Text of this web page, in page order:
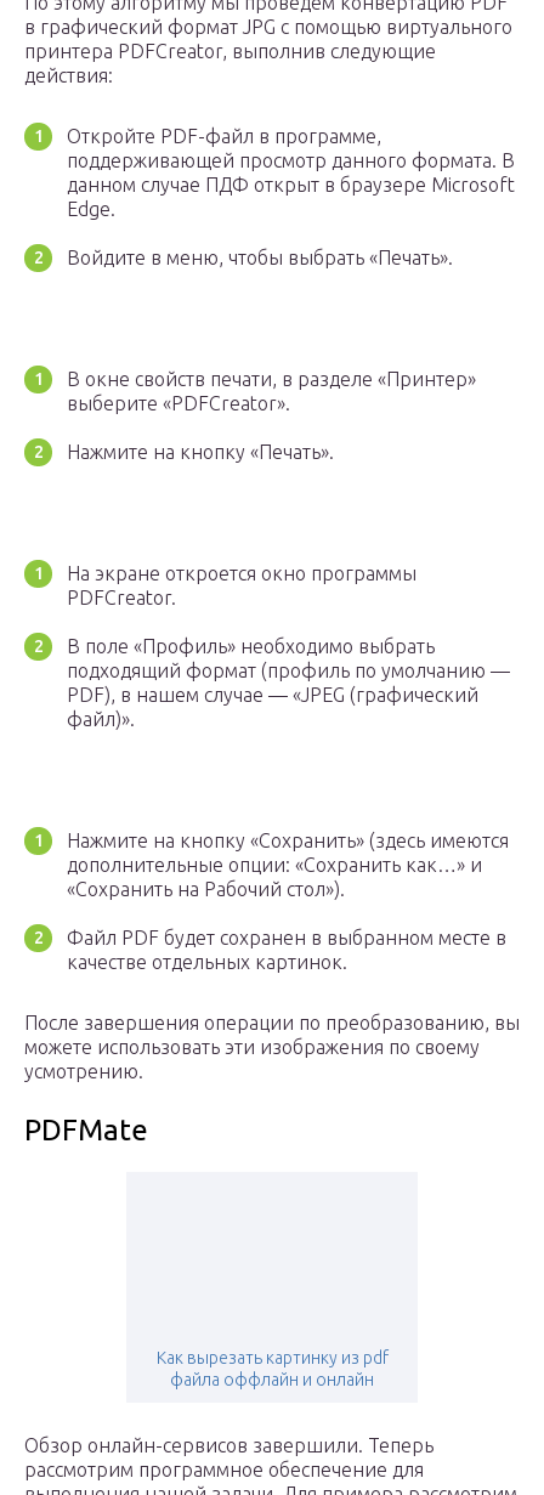
в графический формат JPG с помощью виртуального
принтера PDFCreator, выполнив следующие
действия:
Откройте PDF-файл в программе,
поддерживающей просмотр данного формата. В
данном случае ПДФ открыт в браузере Microsoft
Edge.
Войдите в меню, чтобы выбрать «Печать».
В окне свойств печати, в разделе «Принтер»
выберите «PDFCreator».
Нажмите на кнопку «Печать».
На экране откроется окно программы
PDFCreator.
В поле «Профиль» необходимо выбрать
подходящий формат (профиль по умолчанию —
PDF), в нашем случае — «JPEG (графический
файл)».
Нажмите на кнопку «Сохранить» (здесь имеются
дополнительные опции: «Сохранить как…» и
«Сохранить на Рабочий стол»).
Файл PDF будет сохранен в выбранном месте в
качестве отдельных картинок.
После завершения операции по преобразованию, вы
можете использовать эти изображения по своему
усмотрению.
PDFMate
Как вырезать картинку из pdf
файла оффлайн и онлайн
Обзор онлайн-сервисов завершили. Теперь
рассмотрим программное обеспечение для